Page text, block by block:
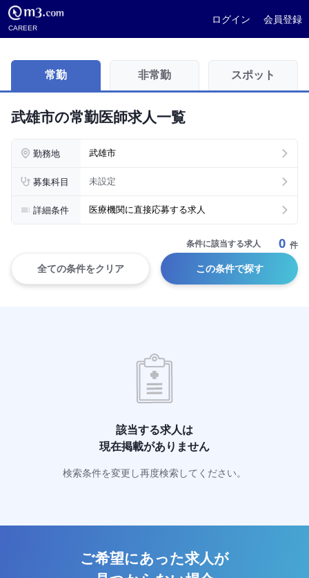
CAREER
ログイン 会員登録
常勤 非常勤 スポット
武雄市の常勤医師求人一覧
勤務地 武雄市
募集科目 未設定
詳細条件 医療機関に直接応募する求人
条件に該当する求人 0 件
全ての条件をクリア この条件で探す
該当する求人は
現在掲載がありません
検索条件を変更し再度検索してください。
ご希望にあった求人が